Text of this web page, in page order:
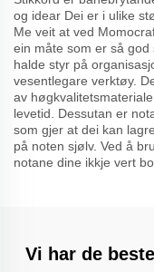
og idear Dei er i ulike
Me veit at ved
ein måte som er så
halde styr på
vesentlegare verktøy.
av
levetid. Dessutan er
som gjer at dei kan
på noten sjølv. Ved å
notane dine ikkje vert
Vi har de